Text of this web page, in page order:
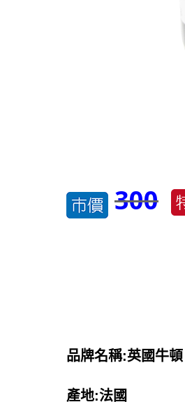
300
品牌名稱:英國牛
產地:法國